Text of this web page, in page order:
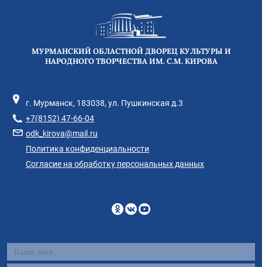
МУРМАНСКИЙ ОБЛАСТНОЙ ДВОРЕЦ КУЛЬТУРЫ И
НАРОДНОГО ТВОРЧЕСТВА ИМ. С.М. КИРОВА
г. Мурманск, 183038, ул. Пушкинская д.3
+7(8152) 47-66-04
odk_kirova@mail.ru
Политика конфиденциальности
Согласие на обработку персональных данных